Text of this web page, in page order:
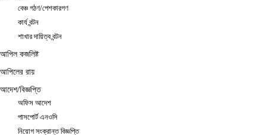
বেঞ্চ গঠণ/পেশকারগণ
কার্য বন্টন
শাখার দায়িত্ব বন্টন
আপিল কজলিষ্ট
আপিলের রায়
আদেশ/বিজ্ঞপ্তি
অফিস আদেশ
পাসপোর্ট এনওসি
নিয়োগ সংক্রান্ত বিজ্ঞপ্তি